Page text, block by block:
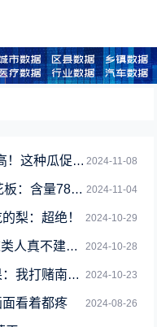
2024-11-08
量超低：真的建议你试试
2024-11-04
子！可惜很多人不知道
2024-10-29
梨：超绝！
2024-10-28
建议多吃！
2024-10-23
方人没见过！
2024-08-26
看着都疼